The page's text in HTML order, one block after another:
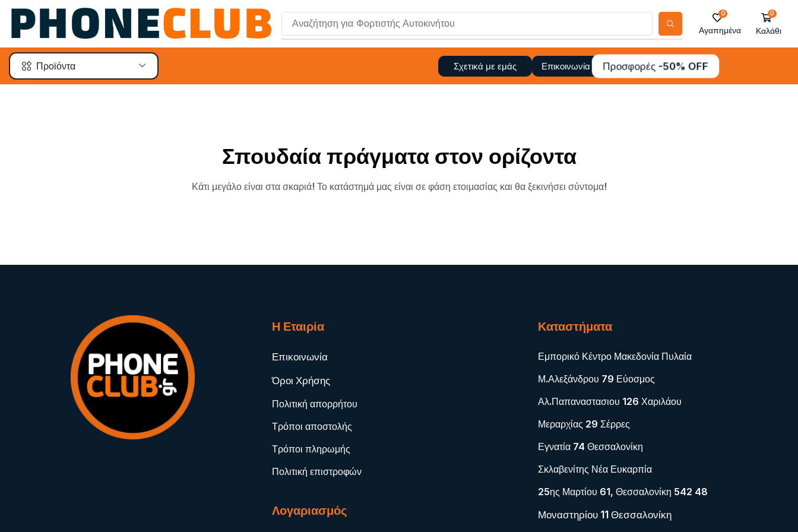
Αναζήτηση για Φορτιστής Αυτοκινήτου
0
Αγαπημένα
0
Καλάθι
Προϊόντα Σχετικά με εμάς Επικοινωνία Προσφορές -50% OFF
Σπουδαία πράγματα στον ορίζοντα
Κάτι μεγάλο είναι στα σκαριά! Το κατάστημά μας είναι σε φάση ετοιμασίας και θα ξεκινήσει σύντομα!
Η Εταιρία
Επικοινωνία
Όροι Χρήσης
Πολιτική απορρήτου
Τρόποι αποστολής
Τρόποι πληρωμής
Πολιτική επιστροφών
Λογαριασμός
Καταστήματα
Εμπορικό Κέντρο Μακεδονία Πυλαία
Μ.Αλεξάνδρου 79 Εύοσμος
Αλ.Παπαναστασιου 126 Χαριλάου
Μεραρχίας 29 Σέρρες
Εγνατία 74 Θεσσαλονίκη
Σκλαβενίτης Νέα Ευκαρπία
25ης Μαρτίου 61, Θεσσαλονίκη 542 48
Μοναστηρίου 11 Θεσσαλονίκη